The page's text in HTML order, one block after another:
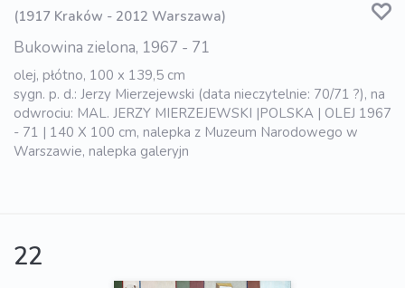
(1917 Kraków - 2012 Warszawa)
Bukowina zielona, 1967 - 71
olej, płótno, 100 x 139,5 cm
sygn. p. d.: Jerzy Mierzejewski (data nieczytelnie: 70/71 ?), na
odwrociu: MAL. JERZY MIERZEJEWSKI |POLSKA | OLEJ 1967
- 71 | 140 X 100 cm, nalepka z Muzeum Narodowego w
Warszawie, nalepka galeryjn
22